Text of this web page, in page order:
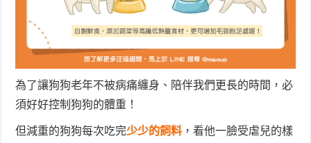
為了讓狗狗老年不被病痛纏身、陪伴我們更長的時間，必
須好好控制狗狗的體重！
但減重的狗狗每次吃完少少的飼料 ，看他一臉受虐兒的樣